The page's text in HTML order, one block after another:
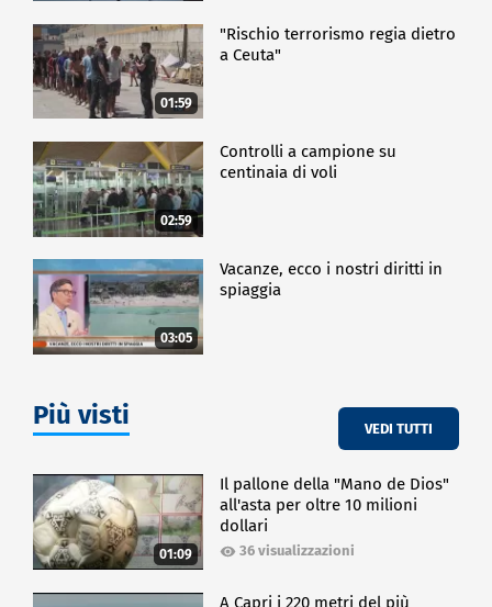
01:59
"Rischio terrorismo regia dietro
a Ceuta"
02:59
Controlli a campione su
centinaia di voli
03:05
Vacanze, ecco i nostri diritti in
spiaggia
Più visti VEDI TUTTI
01:09
Il pallone della "Mano de Dios"
all'asta per oltre 10 milioni
dollari
36 visualizzazioni
A Capri i 220 metri del più